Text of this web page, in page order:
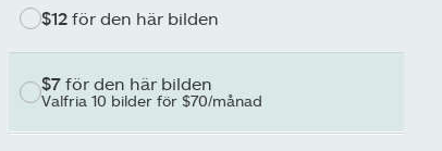
$12 för den här bilden
$7 för den här bilden
Valfria 10 bilder för $70/månad